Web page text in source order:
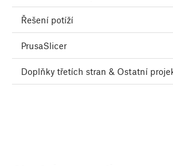
Řešení potíží
PrusaSlicer
Doplňky třetích stran & Ostatní